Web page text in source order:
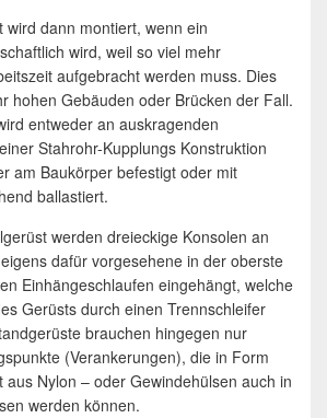
wird dann montiert, wenn ein
wird, weil so viel mehr
aufgebracht werden muss. Dies
hohen Gebäuden oder Brücken der Fall.
entweder an auskragenden
Stahrohr-Kupplungs Konstruktion
am Baukörper befestigt oder mit
ballastiert.
werden dreieckige Konsolen an
dafür vorgesehene in der oberste
Einhängeschlaufen eingehängt, welche
Gerüsts durch einen Trennschleifer
brauchen hingegen nur
(Verankerungen), die in Form
aus Nylon – oder Gewindehülsen auch in
werden können.